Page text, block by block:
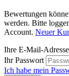
Bewertungen
werden. Bitte
Account. Neuer
Ihre E-Mail-Adresse
Ihr Passwort
Ich habe mein